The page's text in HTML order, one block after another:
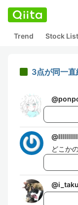
Trend Stock List
3点が同一
@
@
どこか
@i_taku_